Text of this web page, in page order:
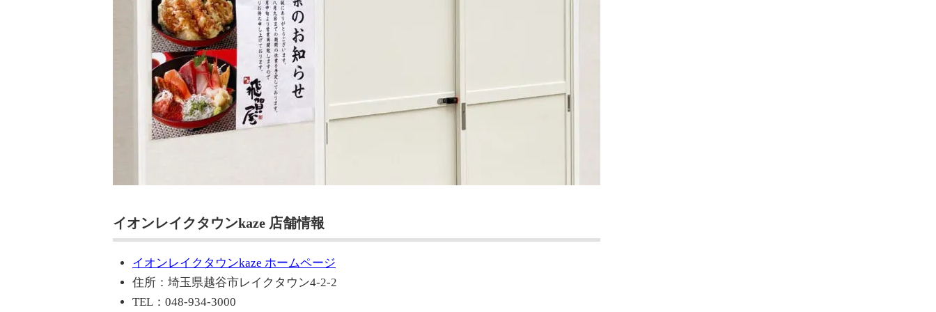
イオンレイクタウンkaze 店舗情報
イオンレイクタウンkaze ホームページ
住所：埼玉県越谷市レイクタウン4-2-2
TEL：048-934-3000